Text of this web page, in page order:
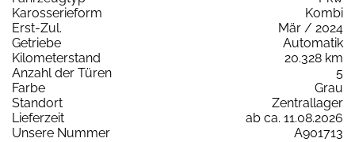
Karosserieform
Kombi
Erst-Zul.
Mär / 2024
Getriebe
Automatik
Kilometerstand
20.328 km
Anzahl der Türen
5
Farbe
Grau
Standort
Zentrallager
Lieferzeit
ab ca. 11.08.2026
Unsere Nummer
A901713